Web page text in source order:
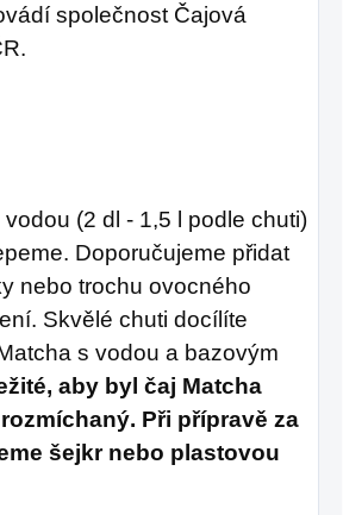
společnost Čajová
(2 dl - 1,5 l podle chuti)
Doporučujeme přidat
nebo trochu ovocného
Skvělé chuti docílíte
s vodou a bazovým
aby byl čaj Matcha
Při přípravě za
šejkr nebo plastovou